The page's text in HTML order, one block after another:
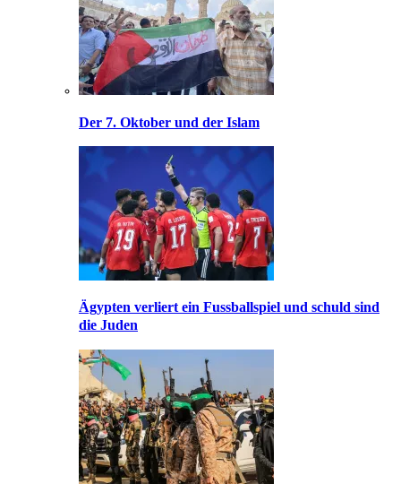
Der 7. Oktober und der Islam
Ägypten verliert ein Fussballspiel und schuld sind
die Juden